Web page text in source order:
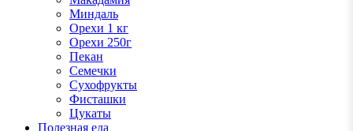
Миндаль
Орехи 1 кг
Орехи 250г
Пекан
Семечки
Сухофрукты
Фисташки
Цукаты
Полезная еда